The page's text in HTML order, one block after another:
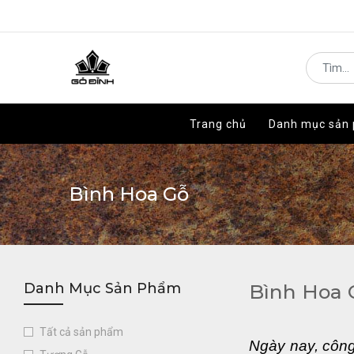
Trang chủ Danh mục sản
Trang chủ Danh mục sản
Bình Hoa Gỗ
Danh Mục Sản Phẩm
Tất cả sản phẩm
Bình Hoa
Ngày nay,